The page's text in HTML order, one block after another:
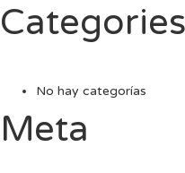
Categories
No hay categorías
Meta